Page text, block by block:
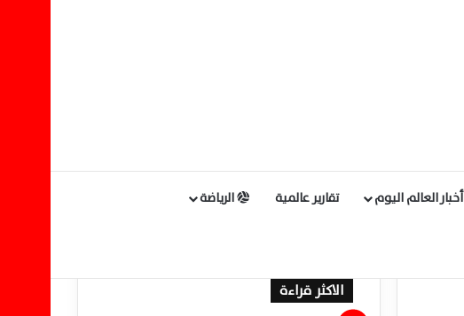
أخبار العالم اليوم تقارير عالمية الرياضة
الاكثر قراءة